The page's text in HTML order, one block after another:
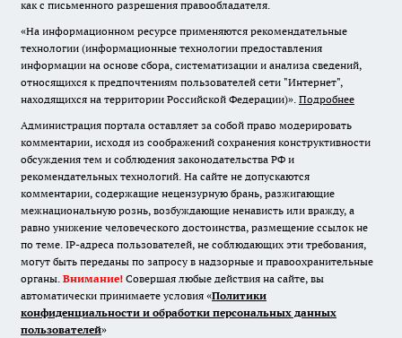
как с письменного разрешения правообладателя.
«На информационном ресурсе применяются рекомендательные
технологии (информационные технологии предоставления
информации на основе сбора, систематизации и анализа сведений,
относящихся к предпочтениям пользователей сети "Интернет",
находящихся на территории Российской Федерации)». Подробнее
Администрация портала оставляет за собой право модерировать
комментарии, исходя из соображений сохранения конструктивности
обсуждения тем и соблюдения законодательства РФ и
рекомендательных технологий. На сайте не допускаются
комментарии, содержащие нецензурную брань, разжигающие
межнациональную рознь, возбуждающие ненависть или вражду, а
равно унижение человеческого достоинства, размещение ссылок не
по теме. IP-адреса пользователей, не соблюдающих эти требования,
могут быть переданы по запросу в надзорные и правоохранительные
органы. Внимание! Совершая любые действия на сайте, вы
автоматически принимаете условия «Политики
конфиденциальности и обработки персональных данных
пользователей»